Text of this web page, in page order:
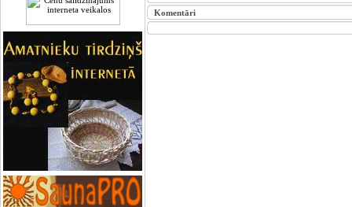
Komentāri